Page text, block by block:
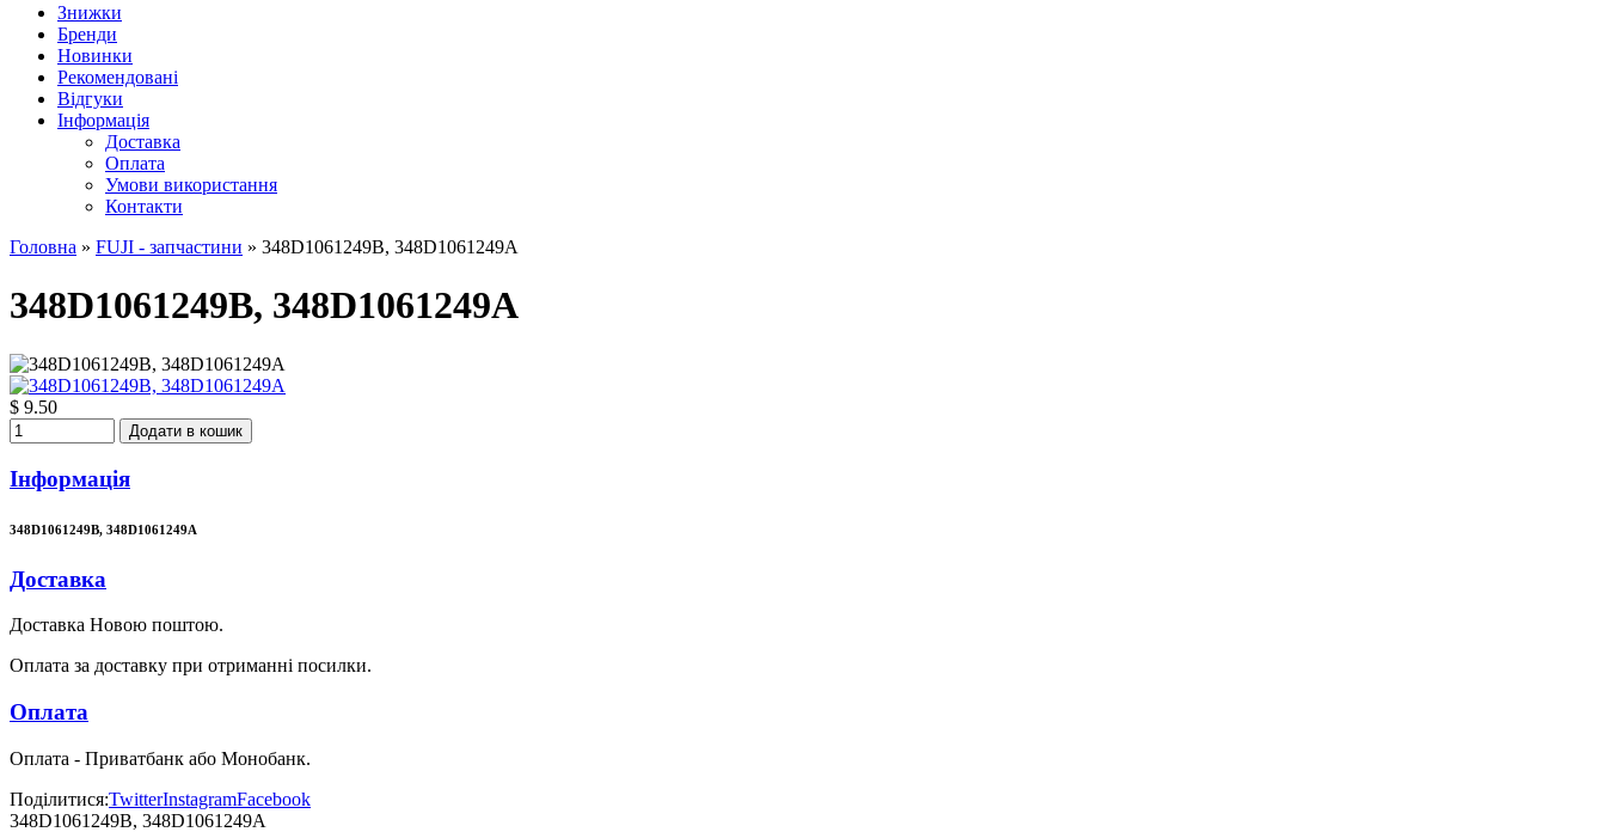
Знижки
Бренди
Новинки
Рекомендовані
Відгуки
Інформація
Доставка
Оплата
Умови використання
Контакти
Головна » FUJI - запчастини » 348D1061249B, 348D1061249A
348D1061249B, 348D1061249A
$ 9.50
Додати в кошик
Інформація
348D1061249B, 348D1061249A
Доставка
Доставка Новою поштою.
Оплата за доставку при отриманні посилки.
Оплата
Оплата - Приватбанк або Монобанк.
Поділитися:TwitterInstagramFacebook
348D1061249B, 348D1061249A